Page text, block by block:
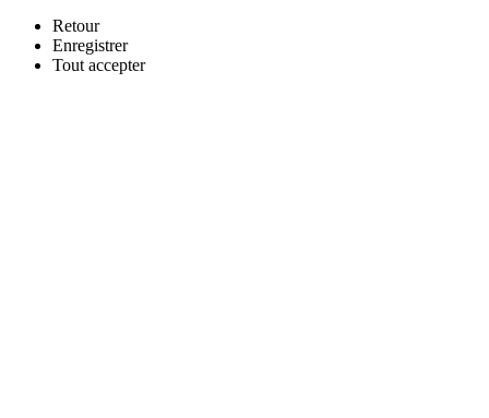
Retour
Enregistrer
Tout accepter